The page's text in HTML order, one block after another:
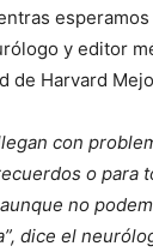
esperamos
y editor
de Harvard
con
o para
no
dice el